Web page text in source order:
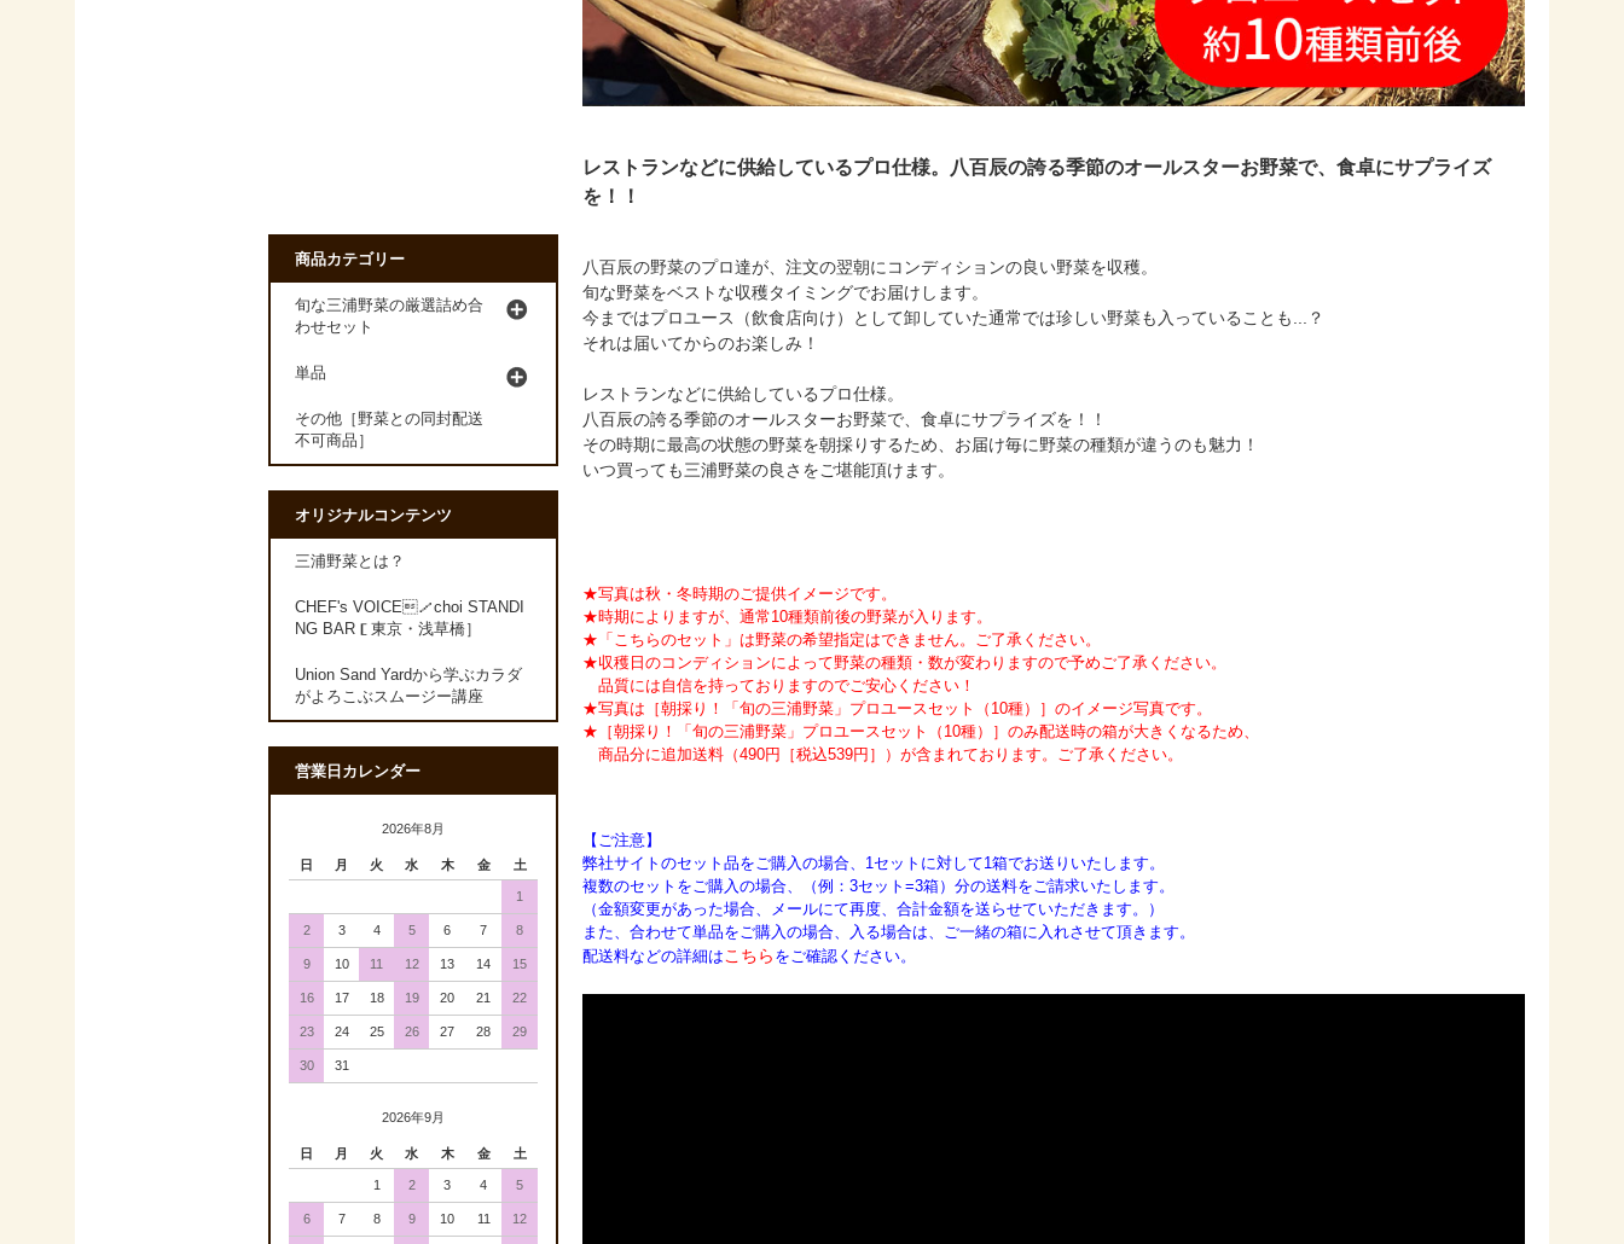
レストランなどに供給しているプロ仕様。八百辰の誇る季節のオールスターお野菜で、食卓にサプライズ
を！！
八百辰の野菜のプロ達が、注文の翌朝にコンディションの良い野菜を収穫。
旬な野菜をベストな収穫タイミングでお届けします。
今まではプロユース（飲食店向け）として卸していた通常では珍しい野菜も入っていることも...？
それは届いてからのお楽しみ！
レストランなどに供給しているプロ仕様。
八百辰の誇る季節のオールスターお野菜で、食卓にサプライズを！！
その時期に最高の状態の野菜を朝採りするため、お届け毎に野菜の種類が違うのも魅力！
いつ買っても三浦野菜の良さをご堪能頂けます。
★写真は秋・冬時期のご提供イメージです。
★時期によりますが、通常10種類前後の野菜が入ります。
★「こちらのセット」は野菜の希望指定はできません。ご了承ください。
★収穫日のコンディションによって野菜の種類・数が変わりますので予めご了承ください。
品質には自信を持っておりますのでご安心ください！
★写真は［朝採り！「旬の三浦野菜」プロユースセット（10種）］のイメージ写真です。
★［朝採り！「旬の三浦野菜」プロユースセット（10種）］のみ配送時の箱が大きくなるため、
商品分に追加送料（490円［税込539円］）が含まれております。ご了承ください。
【ご注意】
弊社サイトのセット品をご購入の場合、1セットに対して1箱でお送りいたします。
複数のセットをご購入の場合、（例：3セット=3箱）分の送料をご請求いたします。
（金額変更があった場合、メールにて再度、合計金額を送らせていただきます。）
また、合わせて単品をご購入の場合、入る場合は、ご一緒の箱に入れさせて頂きます。
配送料などの詳細は こちら をご確認ください。
商品カテゴリー
旬な三浦野菜の厳選詰め合
わせセット
単品
その他［野菜との同封配送
不可商品］
オリジナルコンテンツ
三浦野菜とは？
CHEF's VOICE／choi STANDI
NG BAR［東京・浅草橋］
Union Sand Yardから学ぶカラダ
がよろこぶスムージー講座
営業日カレンダー
2026年8月
日 月 火 水 木 金 土
1
2 3 4 5 6 7 8
9 10 11 12 13 14 15
16 17 18 19 20 21 22
23 24 25 26 27 28 29
30 31
2026年9月
日 月 火 水 木 金 土
1 2 3 4 5
6 7 8 9 10 11 12